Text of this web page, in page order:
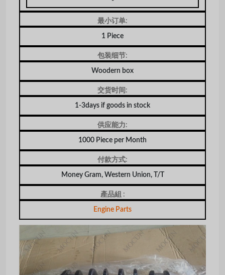
最小订单:
1 Piece
包装细节:
Woodern box
交货时间:
1-3days if goods in stock
供应能力:
1000 Piece per Month
付款方式:
Money Gram, Western Union, T/T
產品組 :
Engine Parts